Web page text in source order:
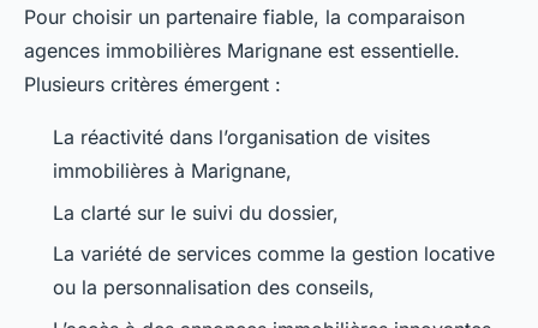
Pour choisir un partenaire fiable, la comparaison
agences immobilières Marignane est essentielle.
Plusieurs critères émergent :
La réactivité dans l’organisation de visites
immobilières à Marignane,
La clarté sur le suivi du dossier,
La variété de services comme la gestion locative
ou la personnalisation des conseils,